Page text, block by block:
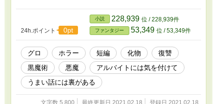
24h.ポイント 0pt
小説 228,939 位 / 228,939件
ファンタジー 53,349 位 / 53,349件
グロ ホラー 短編 化物
復讐
黒魔術
悪魔
アルバイトには気を付けて
うまい話には裏がある
文字数 5,800 最終更新日 2021.02.18 登録日 2021.02.18